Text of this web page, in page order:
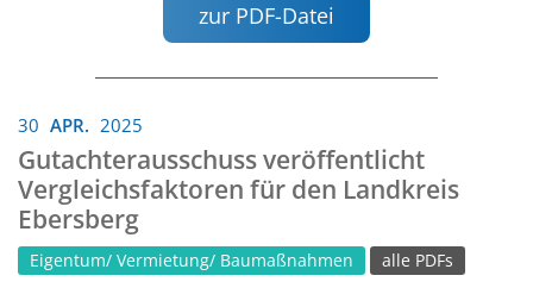
zur PDF-Datei
30 APR. 2025
Gutachterausschuss veröffentlicht
Vergleichsfaktoren für den Landkreis
Ebersberg
Eigentum/ Vermietung/ Baumaßnahmen alle PDFs